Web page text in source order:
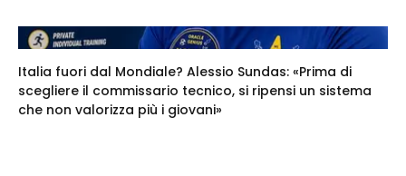
Italia fuori dal Mondiale? Alessio Sundas: «Prima di
scegliere il commissario tecnico, si ripensi un sistema
che non valorizza più i giovani»